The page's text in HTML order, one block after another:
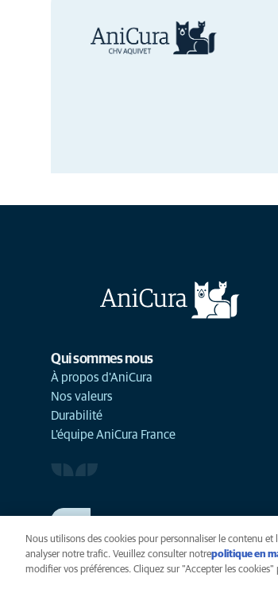
Qui sommes nous
À propos d'AniCura
Nos valeurs
Durabilité
L'équipe AniCura France
Voir nos offres d'emploi
Nous utilisons des cookies pour personnaliser le contenu
analyser notre trafic. Veuillez consulter notrepolitique en
modifier vos préférences. Cliquez sur "Accepter les